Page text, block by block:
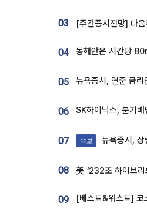
03
04
05
06
07 속보 뉴욕증시,
08
09